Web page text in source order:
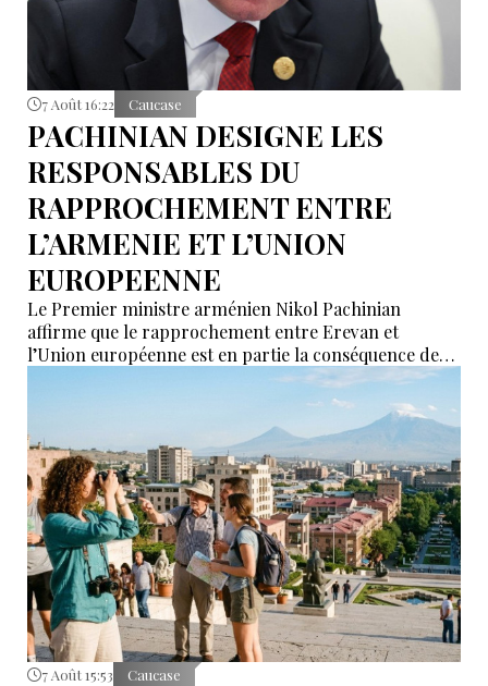
7 Août 16:22 Caucase
PACHINIAN DESIGNE LES
RESPONSABLES DU
RAPPROCHEMENT ENTRE
L’ARMENIE ET L’UNION
EUROPEENNE
Le Premier ministre arménien Nikol Pachinian
affirme que le rapprochement entre Erevan et
l’Union européenne est en partie la conséquence des
déclarations de certains partenaires de l’Union
économique eurasiatique (UEEA), qui auraient affirmé
que l’Arménie « n’était nécessaire à personne ». Selon
lui, ces propos ont poussé Erevan à rechercher de
nouvelles alternatives économiques et diplomatiques.
7 Août 15:53 Caucase